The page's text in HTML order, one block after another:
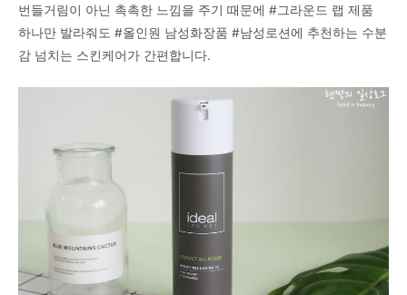
번들거림이 아닌 촉촉한 느낌을 주기 때문에 #그라운드 랩 제품
하나만 발라줘도 #올인원 남성화장품 #남성로션에 추천하는 수분
감 넘치는 스킨케어가 간편합니다.